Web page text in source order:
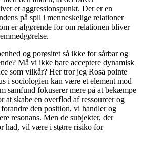
et aggressionspunkt. Der er en
på spil i menneskelige relationer
er afgørende for om relationen bliver
porøsitet så ikke for sårbar og
Må vi ikke bare acceptere dynamisk
som vilkår? Her tror jeg Rosa pointe
i sociologien kan være et element mod
samfund fokuserer mere på at bekæmpe
at skabe en overflod af ressourcer og
den position, vi handler og
resonans. Men de subjekter, der
had, vil være i større risiko for